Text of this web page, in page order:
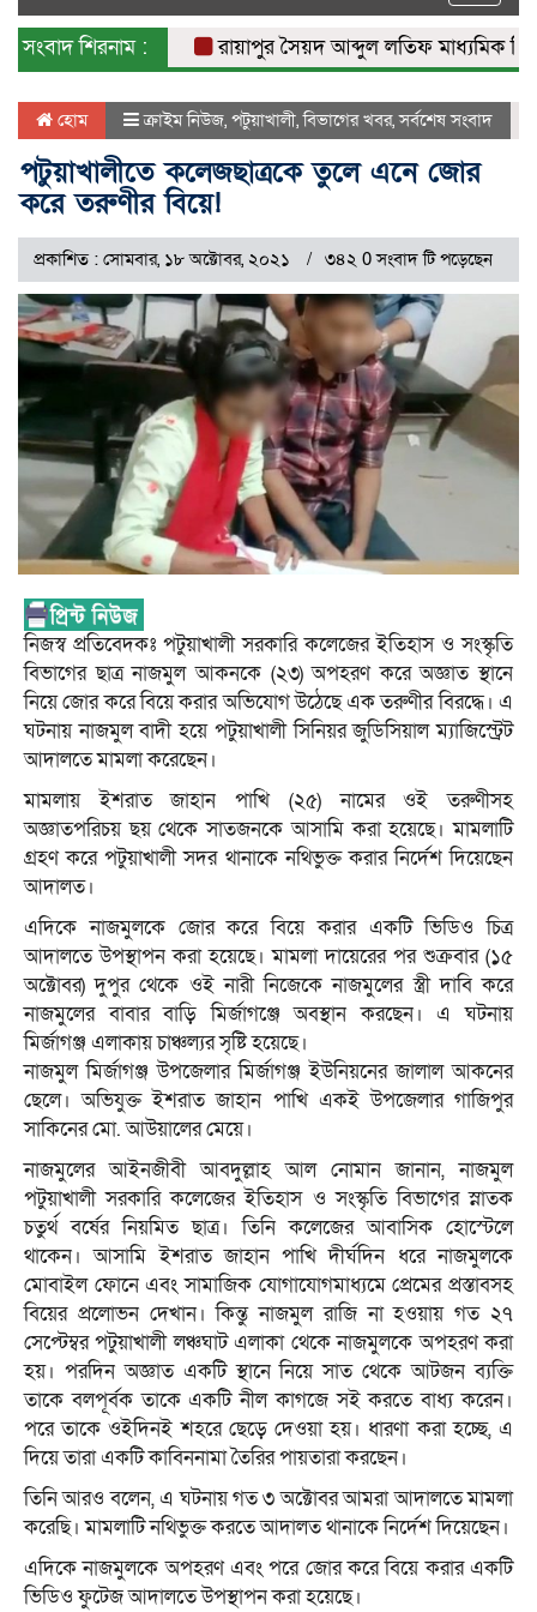
সংবাদ শিরনাম :
রায়াপুর সৈয়দ আব্দুল লতিফ মাধ্যমিক
হোম ক্রাইম নিউজ, পটুয়াখালী,বিভাগের খবর,সর্বশেষ সংবাদ
পটুয়াখালীতে কলেজছাত্রকে তুলে এনে জোর
করে তরুণীর বিয়ে!
প্রকাশিত : সোমবার, ১৮ অক্টোবর, ২০২১ ৩৪২ 0 সংবাদ টি পড়েছেন
নিজস্ব প্রতিবেদকঃ পটুয়াখালী সরকারি কলেজের ইতিহাস ও সংস্কৃতি
বিভাগের ছাত্র নাজমুল আকনকে (২৩) অপহরণ করে অজ্ঞাত স্থানে
নিয়ে জোর করে বিয়ে করার অভিযোগ উঠেছে এক তরুণীর বিরদ্ধে। এ
ঘটনায় নাজমুল বাদী হয়ে পটুয়াখালী সিনিয়র জুডিসিয়াল ম্যাজিস্ট্রেট
আদালতে মামলা করেছেন।
মামলায় ইশরাত জাহান পাখি (২৫) নামের ওই তরুণীসহ
অজ্ঞাতপরিচয় ছয় থেকে সাতজনকে আসামি করা হয়েছে। মামলাটি
গ্রহণ করে পটুয়াখালী সদর থানাকে নথিভুক্ত করার নির্দেশ দিয়েছেন
আদালত।
এদিকে নাজমুলকে জোর করে বিয়ে করার একটি ভিডিও চিত্র
আদালতে উপস্থাপন করা হয়েছে। মামলা দায়েরের পর শুক্রবার (১৫
অক্টোবর) দুপুর থেকে ওই নারী নিজেকে নাজমুলের স্ত্রী দাবি করে
নাজমুলের বাবার বাড়ি মির্জাগঞ্জে অবস্থান করছেন। এ ঘটনায়
মির্জাগঞ্জ এলাকায় চাঞ্চল্যর সৃষ্টি হয়েছে।
নাজমুল মির্জাগঞ্জ উপজেলার মির্জাগঞ্জ ইউনিয়নের জালাল আকনের
ছেলে। অভিযুক্ত ইশরাত জাহান পাখি একই উপজেলার গাজিপুর
সাকিনের মো. আউয়ালের মেয়ে।
নাজমুলের আইনজীবী আবদুল্লাহ আল নোমান জানান, নাজমুল
পটুয়াখালী সরকারি কলেজের ইতিহাস ও সংস্কৃতি বিভাগের স্নাতক
চতুর্থ বর্ষের নিয়মিত ছাত্র। তিনি কলেজের আবাসিক হোস্টেলে
থাকেন। আসামি ইশরাত জাহান পাখি দীর্ঘদিন ধরে নাজমুলকে
মোবাইল ফোনে এবং সামাজিক যোগাযোগমাধ্যমে প্রেমের প্রস্তাবসহ
বিয়ের প্রলোভন দেখান। কিন্তু নাজমুল রাজি না হওয়ায় গত ২৭
সেপ্টেম্বর পটুয়াখালী লঞ্চঘাট এলাকা থেকে নাজমুলকে অপহরণ করা
হয়। পরদিন অজ্ঞাত একটি স্থানে নিয়ে সাত থেকে আটজন ব্যক্তি
তাকে বলপূর্বক তাকে একটি নীল কাগজে সই করতে বাধ্য করেন।
পরে তাকে ওইদিনই শহরে ছেড়ে দেওয়া হয়। ধারণা করা হচ্ছে, এ
দিয়ে তারা একটি কাবিননামা তৈরির পায়তারা করছেন।
তিনি আরও বলেন, এ ঘটনায় গত ৩ অক্টোবর আমরা আদালতে মামলা
করেছি। মামলাটি নথিভুক্ত করতে আদালত থানাকে নির্দেশ দিয়েছেন।
এদিকে নাজমুলকে অপহরণ এবং পরে জোর করে বিয়ে করার একটি
ভিডিও ফুটেজ আদালতে উপস্থাপন করা হয়েছে।